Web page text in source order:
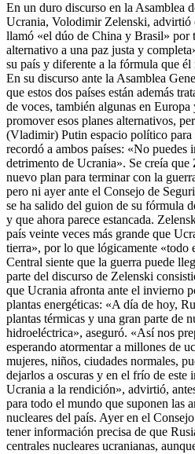
En un duro discurso en la Asamblea
Ucrania, Volodimir Zelenski, advirtió
llamó «el dúo de China y Brasil» por
alternativo a una paz justa y
su país y diferente a la fórmula que él
En su discurso ante la Asamblea
que estos dos países están además
de voces, también algunas en
promover esos planes alternativos,
(Vladimir) Putin espacio político para
recordó a ambos países: «No puedes
detrimento de Ucrania». Se creía
nuevo plan para terminar con la
pero ni ayer ante el Consejo de
se ha salido del guion de su fórmula
y que ahora parece estancada.
país veinte veces más grande que
tierra», por lo que lógicamente «todo
Central siente que la guerra puede
parte del discurso de Zelenski
que Ucrania afronta ante el invierno
plantas energéticas: «A día de hoy,
plantas térmicas y una gran parte de
hidroeléctrica», aseguró. «Así nos
esperando atormentar a millones de
mujeres, niños, ciudades normales,
dejarlos a oscuras y en el frío de este
Ucrania a la rendición», advirtió,
para todo el mundo que suponen las
nucleares del país. Ayer en el
tener información precisa de que
centrales nucleares ucranianas,